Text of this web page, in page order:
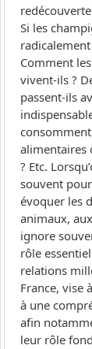
Si les
Comment
vivent-ils ?
passent-ils
alimentaires
? Etc.
souvent
évoquer les
animaux,
ignore
rôle
relations
France, vise
à une
afin
leur rôle